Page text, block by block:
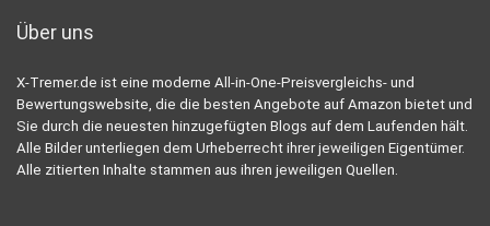
Über uns
X-Tremer.de ist eine moderne All-in-One-Preisvergleichs- und
Bewertungswebsite, die die besten Angebote auf Amazon bietet und
Sie durch die neuesten hinzugefügten Blogs auf dem Laufenden hält.
Alle Bilder unterliegen dem Urheberrecht ihrer jeweiligen Eigentümer.
Alle zitierten Inhalte stammen aus ihren jeweiligen Quellen.